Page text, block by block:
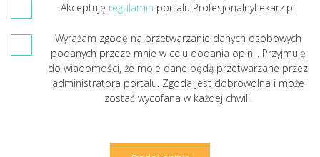
Akceptuję regulamin portalu ProfesjonalnyLekarz.pl
Wyrażam zgodę na przetwarzanie danych osobowych
podanych przeze mnie w celu dodania opinii. Przyjmuję
do wiadomości, że moje dane będą przetwarzane przez
administratora portalu. Zgoda jest dobrowolna i może
zostać wycofana w każdej chwili.